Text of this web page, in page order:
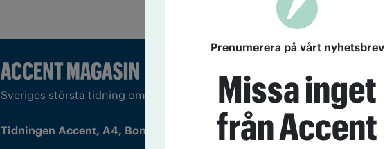
Sveriges största tidning om droger och nykterhet
Tidningen Accent, A4, Bondegatan 21, 116 33 Stockholm
Prenumerera på vårt nyhetsbrev
Missa inget
från Accent